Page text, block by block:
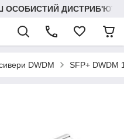
ОСОБИСТИЙ
DWDM SFP+ DWDM